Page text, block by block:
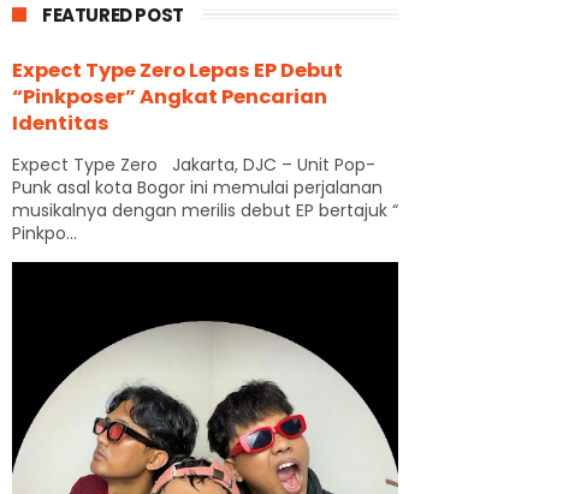
FEATURED POST
Expect Type Zero Lepas EP Debut
“Pinkposer” Angkat Pencarian
Identitas
Expect Type Zero Jakarta, DJC – Unit Pop-
Punk asal kota Bogor ini memulai perjalanan
musikalnya dengan merilis debut EP bertajuk “
Pinkpo...